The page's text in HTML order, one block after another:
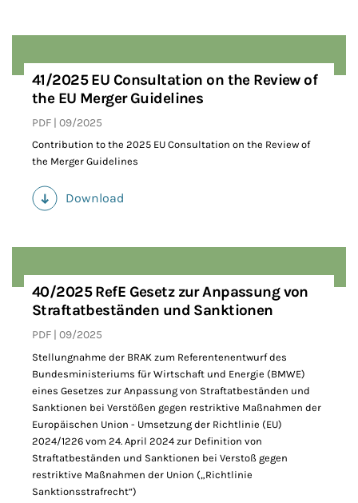
41/2025 EU Consultation on the Review of
the EU Merger Guidelines
PDF 09/2025
Contribution to the 2025 EU Consultation on the Review of
the Merger Guidelines
Download
(PDF)
40/2025 RefE Gesetz zur Anpassung von
Straftatbeständen und Sanktionen
PDF 09/2025
Stellungnahme der BRAK zum Referentenentwurf des
Bundesministeriums für Wirtschaft und Energie (BMWE)
eines Gesetzes zur Anpassung von Straftatbeständen und
Sanktionen bei Verstößen gegen restriktive Maßnahmen der
Europäischen Union - Umsetzung der Richtlinie (EU)
2024/1226 vom 24. April 2024 zur Definition von
Straftatbeständen und Sanktionen bei Verstoß gegen
restriktive Maßnahmen der Union („Richtlinie
Sanktionsstrafrecht“)